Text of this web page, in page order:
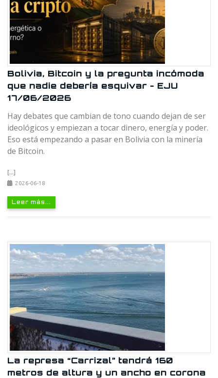
Bolivia, Bitcoin y la pregunta incómoda
que nadie debería esquivar - EJU
17/06/2026
Hay debates que cambian de tono cuando dejan de ser
ideológicos y empiezan a tocar dinero, energía y poder.
Eso está empezando a pasar en Bolivia con la minería
de Bitcoin.
[...]
2026-06-18
Leer más...
La represa “Carrizal” tendrá 160
metros de altura y un ancho en corona